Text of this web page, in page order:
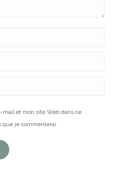
mail et mon site Web dans ce
que je commenterai.